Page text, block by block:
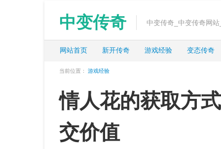
中变传奇 中变传奇_中变传奇网
网站首页 新开传奇 游戏经验 变态传奇
当前位置： 游戏经验
情人花的获取方
交价值